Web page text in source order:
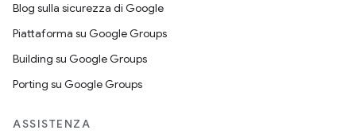
Blog sulla sicurezza di Google
Piattaforma su Google Groups
Building su Google Groups
Porting su Google Groups
ASSISTENZA